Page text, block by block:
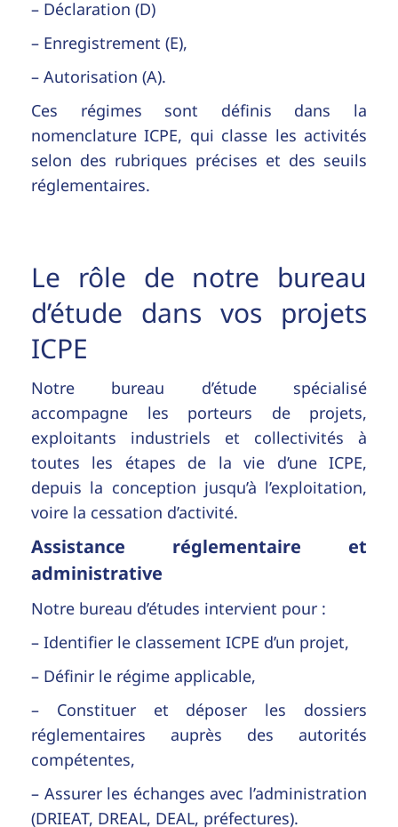
– Déclaration (D)
– Enregistrement (E),
– Autorisation (A).
Ces régimes sont définis dans la
nomenclature ICPE, qui classe les activités
selon des rubriques précises et des seuils
réglementaires.
Le rôle de notre bureau
d’étude dans vos projets
ICPE
Notre bureau d’étude spécialisé
accompagne les porteurs de projets,
exploitants industriels et collectivités à
toutes les étapes de la vie d’une ICPE,
depuis la conception jusqu’à l’exploitation,
voire la cessation d’activité.
Assistance réglementaire et
administrative
Notre bureau d’études intervient pour :
– Identifier le classement ICPE d’un projet,
– Définir le régime applicable,
– Constituer et déposer les dossiers
réglementaires auprès des autorités
compétentes,
– Assurer les échanges avec l’administration
(DRIEAT, DREAL, DEAL, préfectures).